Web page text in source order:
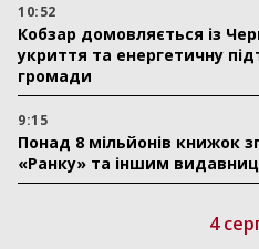
10:52
Кобзар домовляється із
укриття та енергетичну
громади
9:15
Понад 8 мільйонів книжок
«Ранку» та іншим
4